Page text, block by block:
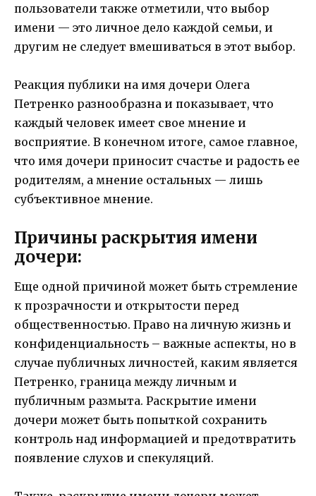
пользователи также отметили, что выбор
имени — это личное дело каждой семьи, и
другим не следует вмешиваться в этот выбор.
Реакция публики на имя дочери Олега
Петренко разнообразна и показывает, что
каждый человек имеет свое мнение и
восприятие. В конечном итоге, самое главное,
что имя дочери приносит счастье и радость ее
родителям, а мнение остальных — лишь
субъективное мнение.
Причины раскрытия имени
дочери:
Еще одной причиной может быть стремление
к прозрачности и открытости перед
общественностью. Право на личную жизнь и
конфиденциальность – важные аспекты, но в
случае публичных личностей, каким является
Петренко, граница между личным и
публичным размыта. Раскрытие имени
дочери может быть попыткой сохранить
контроль над информацией и предотвратить
появление слухов и спекуляций.